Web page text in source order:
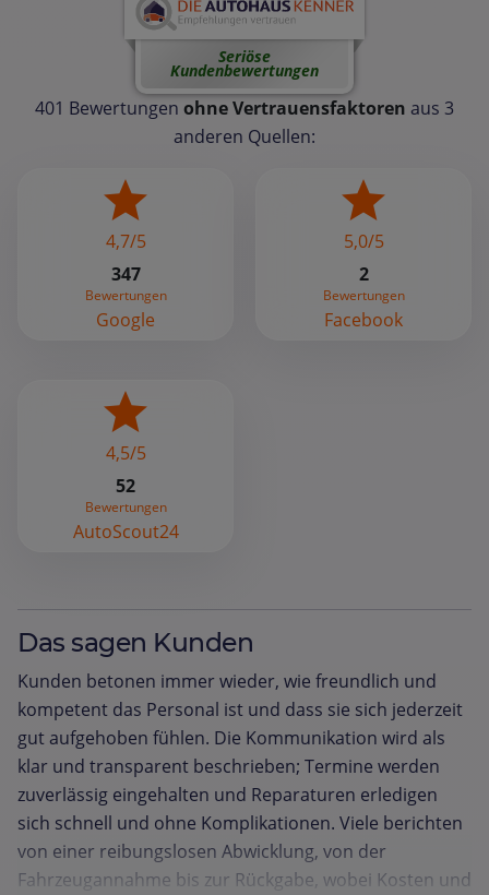
Seriöse
Kundenbewertungen
401 Bewertungen ohne Vertrauensfaktoren aus 3
anderen Quellen:
4,7/5
347
Bewertungen
Google
5,0/5
2
Bewertungen
Facebook
4,5/5
52
Bewertungen
AutoScout24
Das sagen Kunden
Kunden betonen immer wieder, wie freundlich und
kompetent das Personal ist und dass sie sich jederzeit
gut aufgehoben fühlen. Die Kommunikation wird als
klar und transparent beschrieben; Termine werden
zuverlässig eingehalten und Reparaturen erledigen
sich schnell und ohne Komplikationen. Viele berichten
von einer reibungslosen Abwicklung, von der
Fahrzeugannahme bis zur Rückgabe, wobei Kosten und